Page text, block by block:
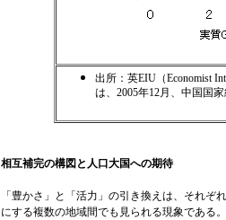
出所：英EIU（Economist
は、2005年12月、中国国
相互補完の構図と人口大国への期待
「豊かさ」と「活力」の引き換えは、それ
にする複数の地域間でも見られる現象である